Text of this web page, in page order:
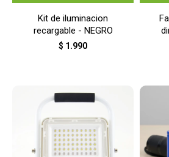
Kit de iluminacion
recargable - NEGRO
$ 1.990